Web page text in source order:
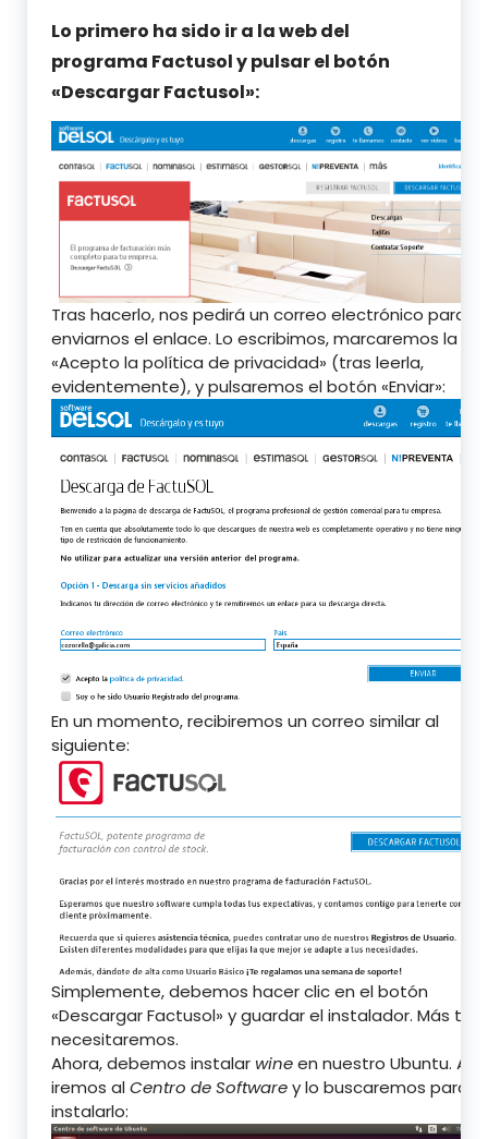
Lo primero ha sido ir a laweb del
programa Factusoly pulsar el botón
«Descargar Factusol»:
Tras hacerlo, nos pedirá un correo electrónico para
enviarnos el enlace. Lo escribimos, marcaremos la
«Acepto la política de privacidad» (tras leerla,
evidentemente), y pulsaremos el botón «Enviar»:
En un momento, recibiremos un correo similar al
siguiente:
Simplemente, debemos hacer clic en el botón
«Descargar Factusol» y guardar el instalador. Más
necesitaremos.
Ahora, debemos instalar wineen nuestro Ubuntu. Así
iremos alCentro de Softwarey lo buscaremos para
instalarlo: